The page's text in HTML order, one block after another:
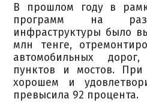
В прошлом году в
программ на
инфраструктуры было
млн тенге,
автомобильных
пунктов и мостов.
хорошем и
превысила 92 процента.